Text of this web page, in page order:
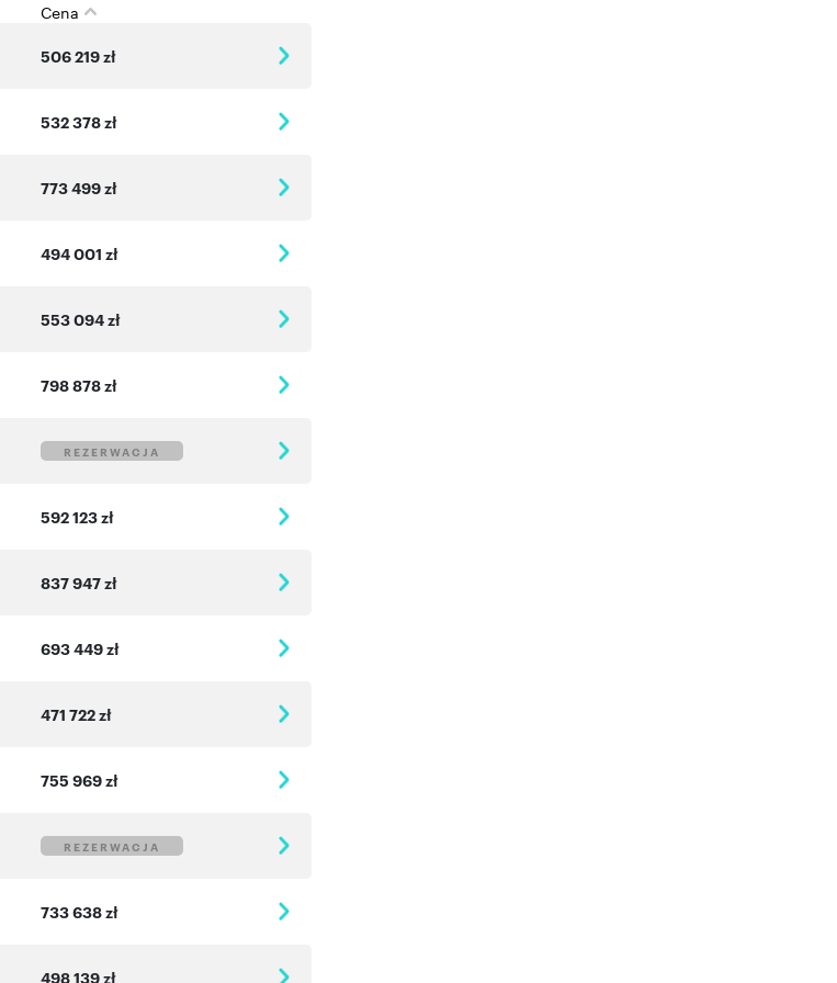
Cena
506 219 zł
532 378 zł
773 499 zł
494 001 zł
553 094 zł
798 878 zł
REZERWACJA
592 123 zł
837 947 zł
693 449 zł
471 722 zł
755 969 zł
REZERWACJA
733 638 zł
498 139 zł